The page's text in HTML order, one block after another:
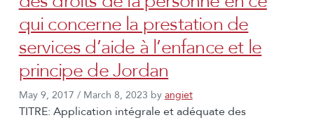
qui concerne la prestation de
services d’aide à l’enfance et le
principe de Jordan
May 9, 2017 / March 8, 2023 by angiet
TITRE: Application intégrale et adéquate des